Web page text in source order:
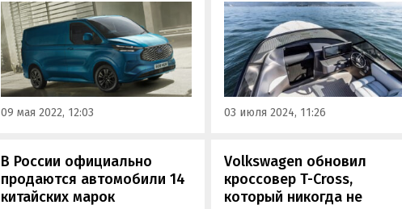
модельного ряда, сделал
большой шаг вперед в этом
направлении, представив
совершенно новую версию
Transit на электричестве,
получившую название E-
Transit Custom.
09 мая 2022, 12:03
электрический катер с
уровнем выбросов и
поддержкой быстрой
03 июля 2024, 11:26
В России официально
продаются автомобили 14
китайских марок
Volkswagen обновил
кроссовер T-Cross,
который никогда не